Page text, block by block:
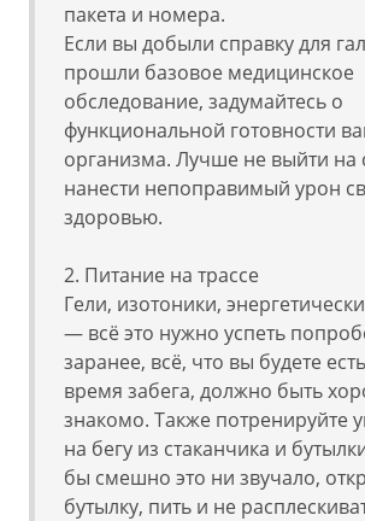
пакета и номера.
Если вы добыли справку для
прошли базовое медицинское
обследование, задумайтесь о
функциональной готовности
организма. Лучше не выйти на
нанести непоправимый урон
здоровью.
2. Питание на трассе
Гели, изотоники,
— всё это нужно успеть
заранее, всё, что вы будете
время забега, должно быть
знакомо. Также потренируйте
на бегу из стаканчика и
бы смешно это ни звучало,
бутылку, пить и не